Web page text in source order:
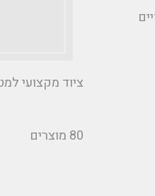
ציוד מקצועי
80 מוצרים